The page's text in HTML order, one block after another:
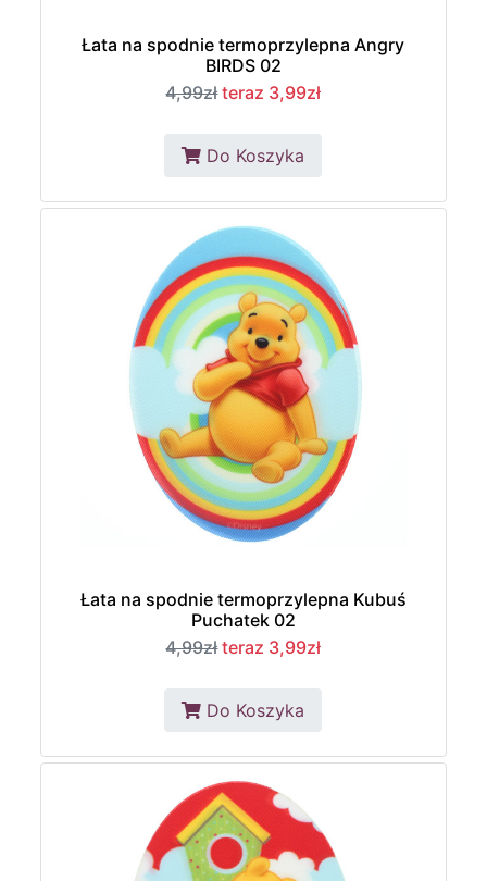
Łata na spodnie termoprzylepna Angry
BIRDS 02
4,99zł teraz 3,99zł
Do Koszyka
Łata na spodnie termoprzylepna Kubuś
Puchatek 02
4,99zł teraz 3,99zł
Do Koszyka